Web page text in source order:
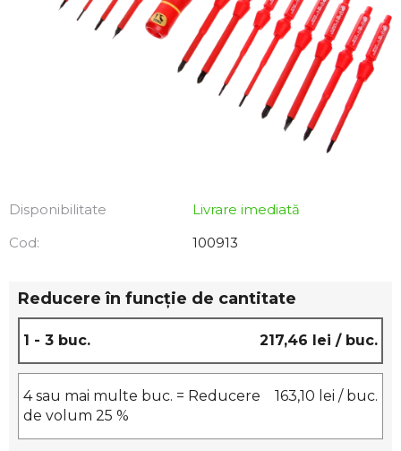
Disponibilitate
Livrare imediată
Cod:
100913
Reducere în funcţie de cantitate
1 - 3 buc. 217,46 lei / buc.
4 sau mai multe buc. = Reducere
de volum 25 %
163,10 lei / buc.